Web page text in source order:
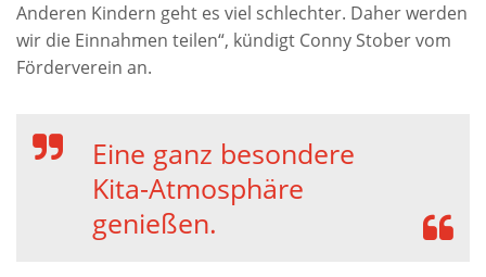
Anderen Kindern geht es viel schlechter. Daher werden
wir die Einnahmen teilen“, kündigt Conny Stobervom
Förderverein an.
Eine ganz besondere
Kita-Atmosphäre
genießen.